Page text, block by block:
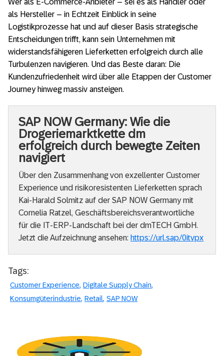
als Hersteller – in Echtzeit Einblick in seine
Logistikprozesse hat und auf dieser Basis strategische
Entscheidungen trifft, kann sein Unternehmen mit
widerstandsfähigeren Lieferketten erfolgreich durch alle
Turbulenzen navigieren. Und das Beste daran: Die
Kundenzufriedenheit wird über alle Etappen der Customer
Journey hinweg massiv ansteigen.
SAP NOW Germany: Wie die
Drogeriemarktkette dm
erfolgreich durch bewegte Zeiten
navigiert
Über den Zusammenhang von exzellenter Customer
Experience und risikoresistenten Lieferketten sprach
Kai-Harald Solmitz auf der SAP NOW Germany mit
Cornelia Ratzel, Geschäftsbereichsverantwortliche
für die IT-ERP-Landschaft bei der dmTECH GmbH.
Jetzt die Aufzeichnung ansehen: https://url.sap/0itvpx
Tags:
Customer Experience Digitale Supply Chain
Konsumgüterindustrie Retail SAP NOW